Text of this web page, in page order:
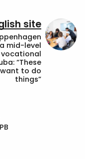
site
mid-level
“These
to do
things”